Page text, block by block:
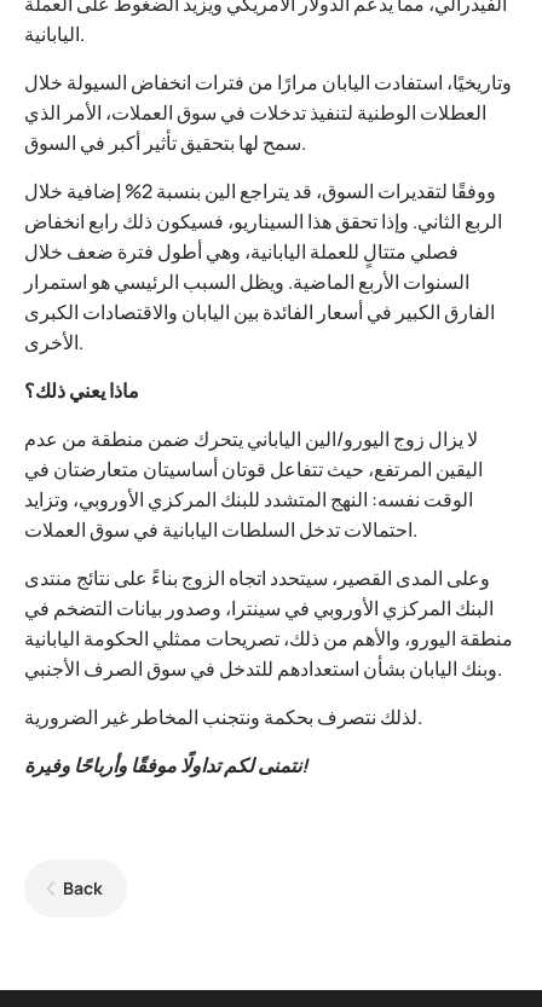
اليابانية.
وتاريخيًا، استفادت اليابان مرارًا من فترات انخفاض السيولة خلال
العطلات الوطنية لتنفيذ تدخلات في سوق العملات، الأمر الذي
سمح لها بتحقيق تأثير أكبر في السوق.
ووفقًا لتقديرات السوق، قد يتراجع الين بنسبة 2% إضافية خلال
الربع الثاني. وإذا تحقق هذا السيناريو، فسيكون ذلك رابع انخفاض
فصلي متتالٍ للعملة اليابانية، وهي أطول فترة ضعف خلال
السنوات الأربع الماضية. ويظل السبب الرئيسي هو استمرار
الفارق الكبير في أسعار الفائدة بين اليابان والاقتصادات الكبرى
الأخرى.
ماذا يعني ذلك؟
لا يزال زوج اليورو/الين الياباني يتحرك ضمن منطقة من عدم
اليقين المرتفع، حيث تتفاعل قوتان أساسيتان متعارضتان في
الوقت نفسه: النهج المتشدد للبنك المركزي الأوروبي، وتزايد
احتمالات تدخل السلطات اليابانية في سوق العملات.
وعلى المدى القصير، سيتحدد اتجاه الزوج بناءً على نتائج منتدى
البنك المركزي الأوروبي في سينترا، وصدور بيانات التضخم في
منطقة اليورو، والأهم من ذلك، تصريحات ممثلي الحكومة اليابانية
وبنك اليابان بشأن استعدادهم للتدخل في سوق الصرف الأجنبي.
لذلك نتصرف بحكمة ونتجنب المخاطر غير الضرورية.
نتمنى لكم تداولًا موفقًا وأرباحًا وفيرة!
Back